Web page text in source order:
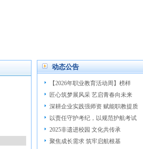
动态公告
【2026年职业教育活动周】榜样
匠心筑梦展风采 艺启青春向未来
深耕企业实践强师资 赋能职教提质
以责任守护考纪，以规范护航考试
2025非遗进校园 文化共传承
聚焦成长需求 筑牢启航根基